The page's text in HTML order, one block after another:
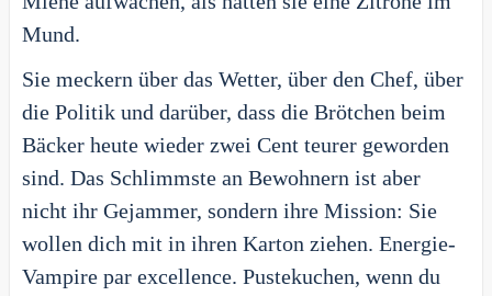
Mund.
Sie meckern über das Wetter, über den Chef, über
die Politik und darüber, dass die Brötchen beim
Bäcker heute wieder zwei Cent teurer geworden
sind. Das Schlimmste an Bewohnern ist aber
nicht ihr Gejammer, sondern ihre Mission: Sie
wollen dich mit in ihren Karton ziehen. Energie-
Vampire par excellence. Pustekuchen, wenn du